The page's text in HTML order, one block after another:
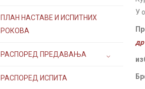
ПЛАН НАСТАВЕ И ИСПИТНИХ
РОКОВА
РАСПОРЕД ПРЕДАВАЊА
РАСПОРЕД ИСПИТА
У
др